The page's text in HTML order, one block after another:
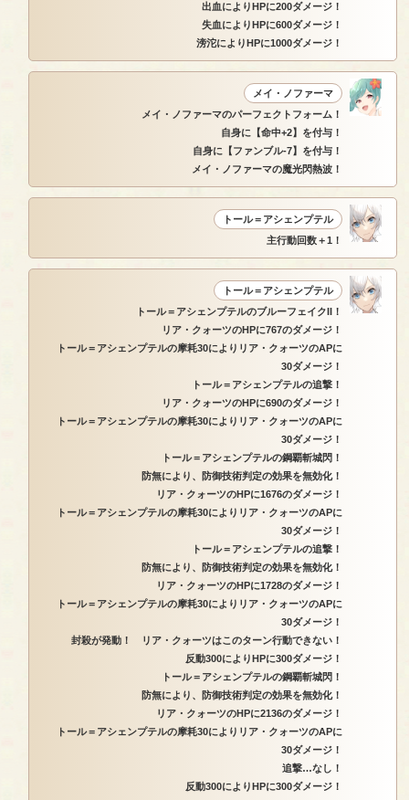
出血によりHPに200ダメージ！
失血によりHPに600ダメージ！
滂沱によりHPに1000ダメージ！
メイ・ノファーマ
メイ・ノファーマのパーフェクトフォーム！
自身に【命中+2】を付与！
自身に【ファンブル-7】を付与！
メイ・ノファーマの魔光閃熱波！
トール＝アシェンプテル
主行動回数＋1！
トール＝アシェンプテル
トール＝アシェンプテルのブルーフェイクII！
リア・クォーツのHPに767のダメージ！
トール＝アシェンプテルの摩耗30によりリア・クォーツのAPに
30ダメージ！
トール＝アシェンプテルの追撃！
リア・クォーツのHPに690のダメージ！
トール＝アシェンプテルの摩耗30によりリア・クォーツのAPに
30ダメージ！
トール＝アシェンプテルの鋼覇斬城閃！
防無により、防御技術判定の効果を無効化！
リア・クォーツのHPに1676のダメージ！
トール＝アシェンプテルの摩耗30によりリア・クォーツのAPに
30ダメージ！
トール＝アシェンプテルの追撃！
防無により、防御技術判定の効果を無効化！
リア・クォーツのHPに1728のダメージ！
トール＝アシェンプテルの摩耗30によりリア・クォーツのAPに
30ダメージ！
封殺が発動！ リア・クォーツはこのターン行動できない！
反動300によりHPに300ダメージ！
トール＝アシェンプテルの鋼覇斬城閃！
防無により、防御技術判定の効果を無効化！
リア・クォーツのHPに2136のダメージ！
トール＝アシェンプテルの摩耗30によりリア・クォーツのAPに
30ダメージ！
追撃…なし！
反動300によりHPに300ダメージ！